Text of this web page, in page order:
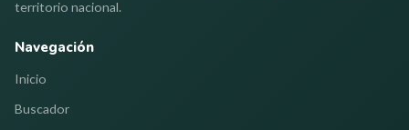
territorio nacional.
Navegación
Inicio
Buscador